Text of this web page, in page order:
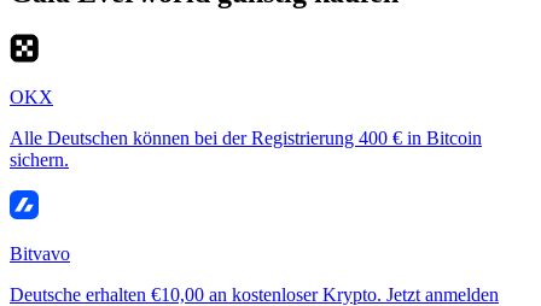
OKX
Alle Deutschen können bei der Registrierung 400 € in Bitcoin
sichern.
Bitvavo
Deutsche erhalten €10,00 an kostenloser Krypto. Jetzt anmelden